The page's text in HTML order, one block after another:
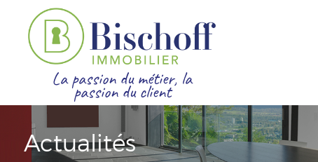
La passion du métier, la
passion du client
Actualités